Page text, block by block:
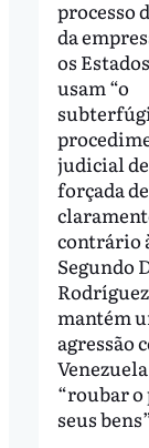
processo
da
os
usam “o
judicial
forçada
contrário
Segundo
mantém
agressão
“roubar o
seus